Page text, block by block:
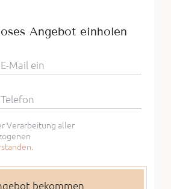
Angebot einholen
Mail ein
Verarbeitung aller